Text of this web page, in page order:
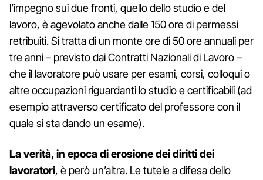
l’impegno sui due fronti, quello dello studio e del
lavoro, è agevolato anche dalle 150 ore di permessi
retribuiti. Si tratta di un monte ore di 50 ore annuali per
tre anni – previsto dai Contratti Nazionali di Lavoro –
che il lavoratore può usare per esami, corsi, colloqui o
altre occupazioni riguardanti lo studio e certificabili (ad
esempio attraverso certificato del professore con il
quale si sta dando un esame).
La verità, in epoca di erosione dei diritti dei
lavoratori, è però un’altra. Le tutele a difesa dello